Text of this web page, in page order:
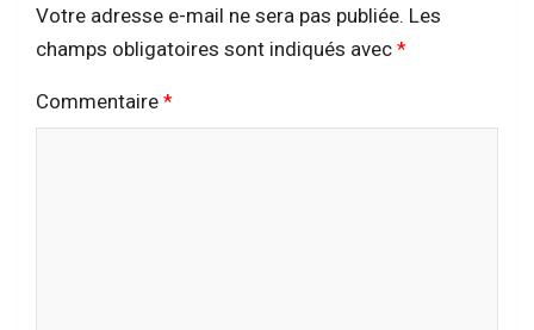
Votre adresse e-mail ne sera pas publiée. Les
champs obligatoires sont indiqués avec *
Commentaire *